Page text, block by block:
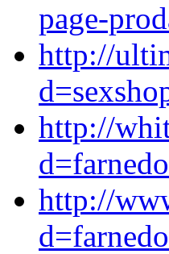
page-
http://
http://
http://